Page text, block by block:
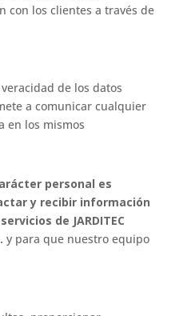
con los clientes a través de
de los datos
a comunicar cualquier
en los mismos
personal es
y recibir información
de JARDITEC
y para que nuestro equipo